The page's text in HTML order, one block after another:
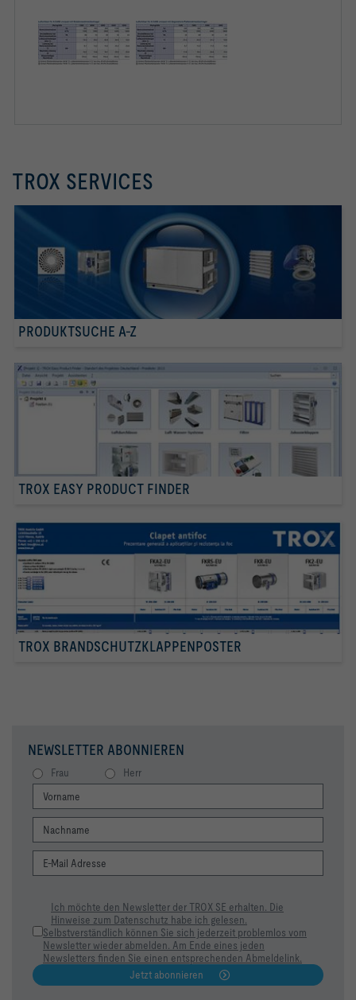
TROX SERVICES
PRODUKTSUCHE A-Z
TROX EASY PRODUCT FINDER
TROX BRANDSCHUTZKLAPPENPOSTER
NEWSLETTER ABONNIEREN
Frau Herr
Ich möchte den Newsletter der TROX SE erhalten. Die
Hinweise zum Datenschutz habe ich gelesen.
Selbstverständlich können Sie sich jederzeit problemlos vom
Newsletter wieder abmelden. Am Ende eines jeden
Newsletters finden Sie einen entsprechenden Abmeldelink.
Jetzt abonnieren